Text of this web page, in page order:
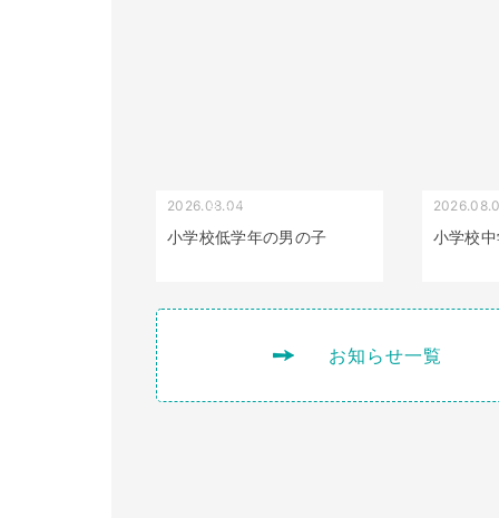
受け口（しゃくれている）
2026.08.04
小学校低学年の男の子 小学校
お知らせ一覧